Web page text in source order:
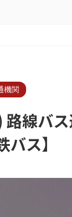
機関
路線バ
ス】